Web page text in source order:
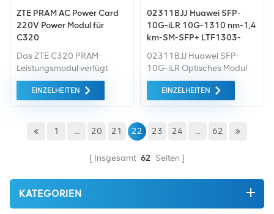
ZTE PRAM AC Power Card
220V Power Modul für
C320
Das ZTE C320 PRAM-
Leistungsmodul verfügt
über einen Stromeingang
von 230 V AC, der
Gleichstromausgang
EINZELHEITEN
02311BJJ Huawei SFP-
10G-iLR 10G-1310 nm-1,4
km-SM-SFP+ LTF1303-
02311BJJ Huawei SFP-
10G-iLR Optisches Modul
EINZELHEITEN
1 ... 20 21 22 23 24 ... 62
Insgesamt 62 Seiten
KATEGORIEN